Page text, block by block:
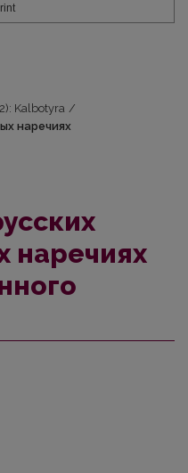
Kalbotyra /
наречиях
наречиях